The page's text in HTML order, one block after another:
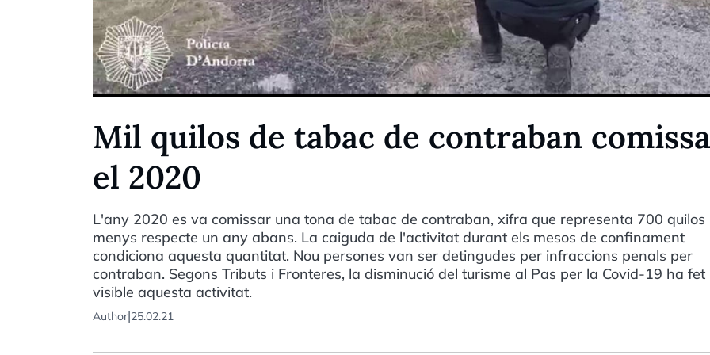
Mil quilos de tabac de contraban
el 2020
L'any 2020 es va comissar una tona de tabac de contraban, xifra que representa 700 quilos
menys respecte un any abans. La caiguda de l'activitat durant els mesos de confinament
condiciona aquesta quantitat. Nou persones van ser detingudes per infraccions penals per
contraban. Segons Tributs i Fronteres, la disminució del turisme al Pas per la Covid-19 ha fet
visible aquesta activitat.
Author|25.02.21